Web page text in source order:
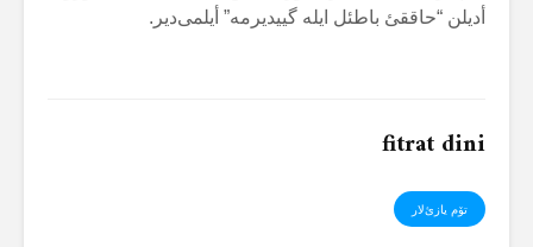
أدیلن “حاققئ باطئل ایلە گییدیرمە” أیلمی‌دیر.
fitrat dini
تۆم یازئ‌لار